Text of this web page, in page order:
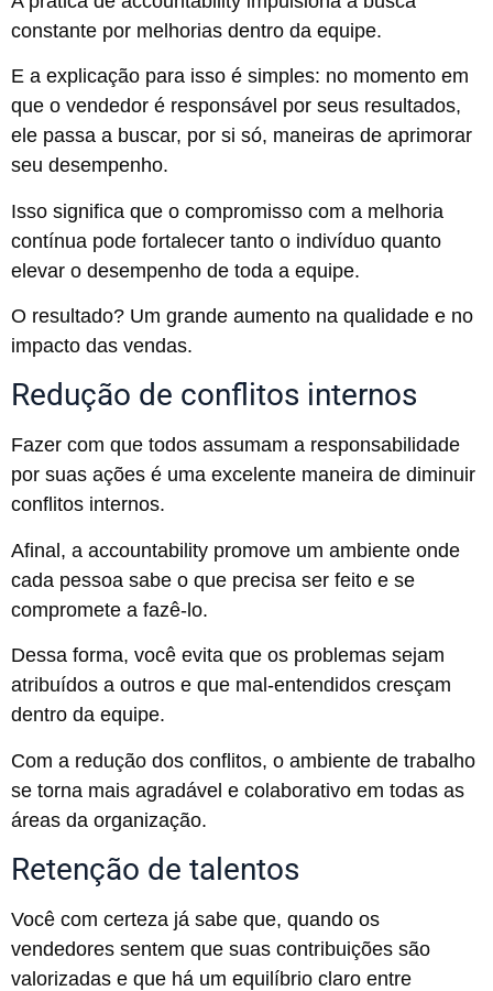
constante por melhorias dentro da equipe.
E a explicação para isso é simples: no momento em
que o vendedor é responsável por seus resultados,
ele passa a buscar, por si só, maneiras de aprimorar
seu desempenho.
Isso significa que o compromisso com a melhoria
contínua pode fortalecer tanto o indivíduo quanto
elevar o desempenho de toda a equipe.
O resultado? Um grande aumento na qualidade e no
impacto das vendas.
Redução de conflitos internos
Fazer com que todos assumam a responsabilidade
por suas ações é uma excelente maneira de diminuir
conflitos internos.
Afinal, a accountability promove um ambiente onde
cada pessoa sabe o que precisa ser feito e se
compromete a fazê-lo.
Dessa forma, você evita que os problemas sejam
atribuídos a outros e que mal-entendidos cresçam
dentro da equipe.
Com a redução dos conflitos, o ambiente de trabalho
se torna mais agradável e colaborativo em todas as
áreas da organização.
Retenção de talentos
Você com certeza já sabe que, quando os
vendedores sentem que suas contribuições são
valorizadas e que há um equilíbrio claro entre